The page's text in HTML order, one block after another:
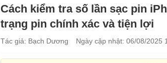
Cách kiểm tra số lần sạc pin
trạng pin chính xác và tiện lợi
Tác giả: Bạch Dương Ngày cập nhật: 06/08/2025